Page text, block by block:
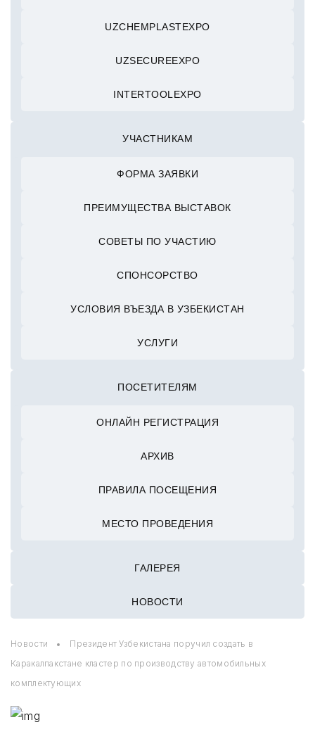
UZCHEMPLASTEXPO
UZSECUREEXPO
INTERTOOLEXPO
УЧАСТНИКАМ
ФОРМА ЗАЯВКИ
ПРЕИМУЩЕСТВА ВЫСТАВОК
СОВЕТЫ ПО УЧАСТИЮ
СПОНСОРСТВО
УСЛОВИЯ ВЪЕЗДА В УЗБЕКИСТАН
УСЛУГИ
ПОСЕТИТЕЛЯМ
ОНЛАЙН РЕГИСТРАЦИЯ
АРХИВ
ПРАВИЛА ПОСЕЩЕНИЯ
МЕСТО ПРОВЕДЕНИЯ
ГАЛЕРЕЯ
НОВОСТИ
Новости
Президент Узбекистана поручил создать в
Каракалпакстане кластер по производству автомобильных
комплектующих